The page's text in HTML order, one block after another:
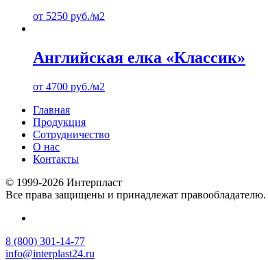
от 5250 руб./м2
Английская елка «Классик»
от 4700 руб./м2
Главная
Продукция
Сотрудничество
О нас
Контакты
© 1999-2026 Интерпласт
Все права защищены и принадлежат правообладателю.
8 (800) 301-14-77
info@interplast24.ru